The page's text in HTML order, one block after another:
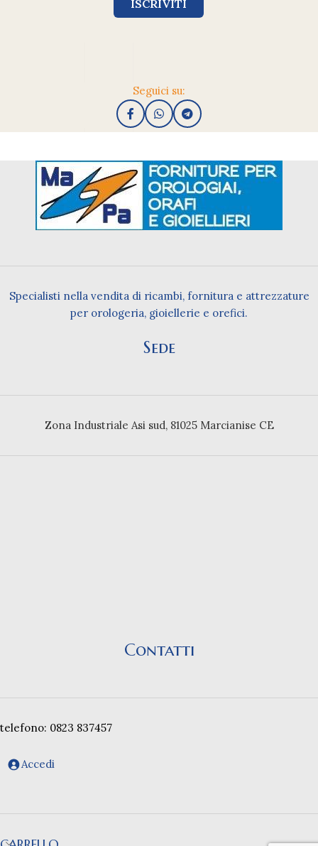
Seguici su:
Specialisti nella vendita di ricambi, fornitura e attrezzature
per orologeria, gioiellerie e orefici.
Sede
Zona Industriale Asi sud, 81025 Marcianise CE
Contatti
telefono: 0823 837457
Accedi